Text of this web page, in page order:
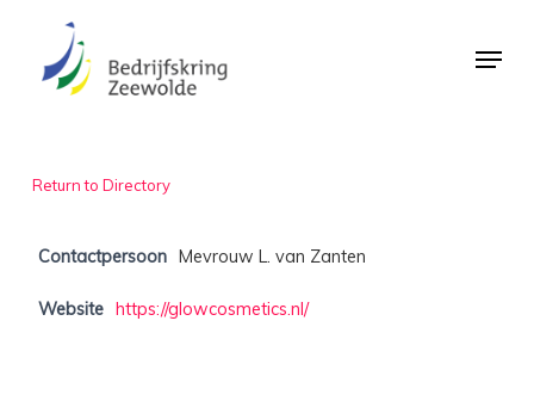
Menu
Return to Directory
Contactpersoon Mevrouw L. van Zanten
Website https://glowcosmetics.nl/